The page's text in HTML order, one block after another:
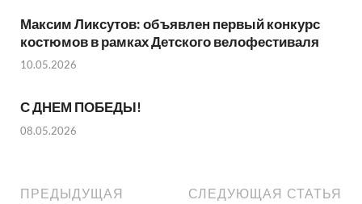
Максим Ликсутов: объявлен первый конкурс
костюмов в рамках Детского велофестиваля
10.05.2026
С ДНЕМ ПОБЕДЫ!
08.05.2026
ПРЕДЫДУЩАЯ
СЛЕДУЮЩАЯ СТАТЬЯ